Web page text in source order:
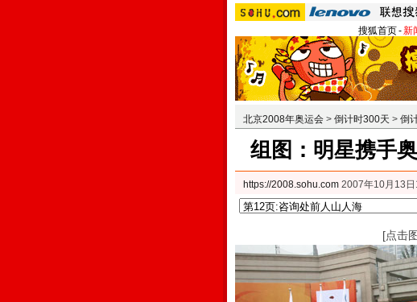
搜狐首页-新
北京2008年奥运会 > 倒计时300天 > 倒
组图：明星携手
https://2008.sohu.com 2007年10月13
[点击